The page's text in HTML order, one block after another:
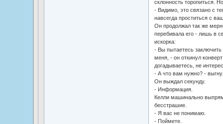
склонность торопиться.
- Видимо, это связано с
навсегда проститься с
Он продолжал так же
перебивала его - лишь в
искорка:
- Вы пытаетесь
меня, - он откинул
догадываетесь, не
- А что вам нужно? -
Он выждал секунду.
- Информация.
Келли машинально
бесстрашие.
- Я вас не понимаю.
- Поймете.